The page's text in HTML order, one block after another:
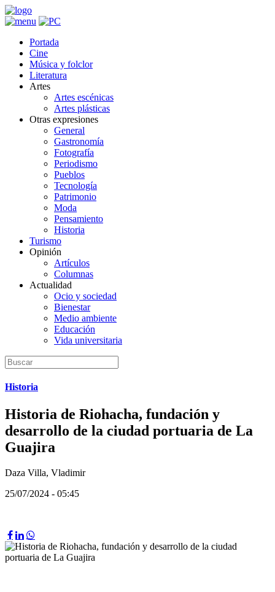
Portada
Cine
Música y folclor
Literatura
Artes
Artes escénicas
Artes plásticas
Otras expresiones
General
Gastronomía
Fotografía
Periodismo
Pueblos
Tecnología
Patrimonio
Moda
Pensamiento
Historia
Turismo
Opinión
Artículos
Columnas
Actualidad
Ocio y sociedad
Bienestar
Medio ambiente
Educación
Vida universitaria
Historia
Historia de Riohacha, fundación y
desarrollo de la ciudad portuaria de La
Guajira
Daza Villa, Vladimir
25/07/2024 - 05:45